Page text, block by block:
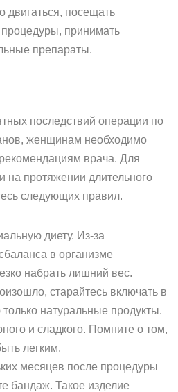
двигаться, посещать
принимать
препараты.
последствий операции по
женщинам необходимо
врача. Для
на протяжении длительного
следующих правил.
диету. Из-за
в организме
набрать лишний вес.
старайтесь включать в
натуральные продукты.
и сладкого. Помните о том,
легким.
месяцев после процедуры
бандаж. Такое изделие